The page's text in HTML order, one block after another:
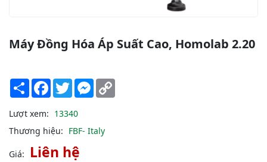
Máy Đồng Hóa Áp Suất Cao, Homolab 2.20
Share Facebook
TwitterMessenger
Lượt xem: 13340
Thương hiệu: FBF- Italy
Giá: Liên hệ